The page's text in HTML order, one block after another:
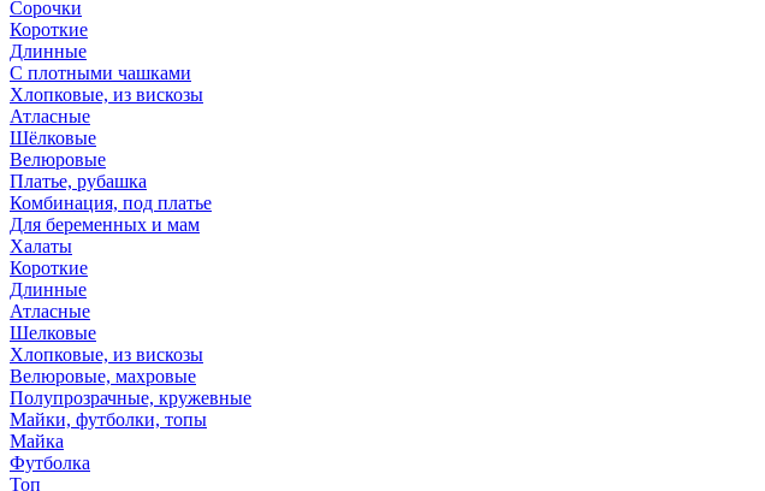
Сорочки
Короткие
Длинные
С плотными чашками
Хлопковые, из вискозы
Атласные
Шёлковые
Велюровые
Платье, рубашка
Комбинация, под платье
Для беременных и мам
Халаты
Короткие
Длинные
Атласные
Шелковые
Хлопковые, из вискозы
Велюровые, махровые
Полупрозрачные, кружевные
Майки, футболки, топы
Майка
Футболка
Топ